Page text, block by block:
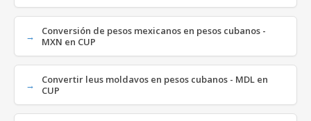
Conversión de pesos mexicanos en pesos cubanos -
MXN en CUP
Convertir leus moldavos en pesos cubanos - MDL en
CUP